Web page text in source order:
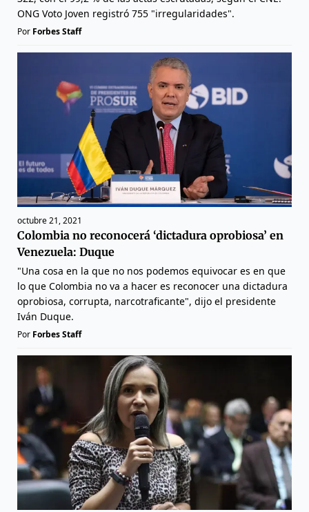
ONG Voto Joven registró 755 "irregularidades".
Por Forbes Staff
octubre 21, 2021
Colombia no reconocerá ‘dictadura oprobiosa’ en
Venezuela: Duque
"Una cosa en la que no nos podemos equivocar es en que
lo que Colombia no va a hacer es reconocer una dictadura
oprobiosa, corrupta, narcotraficante", dijo el presidente
Iván Duque.
Por Forbes Staff